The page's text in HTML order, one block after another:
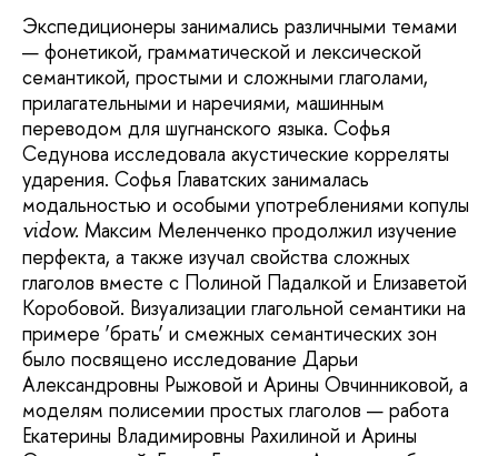
Экспедиционеры занимались различными темами
— фонетикой, грамматической и лексической
семантикой, простыми и сложными глаголами,
прилагательными и наречиями, машинным
переводом для шугнанского языка. Софья
Седунова исследовала акустические корреляты
ударения. Софья Главатских занималась
модальностью и особыми употреблениями копулы
vidow. Максим Меленченко продолжил изучение
перфекта, а также изучал свойства сложных
глаголов вместе с Полиной Падалкой и Елизаветой
Коробовой. Визуализации глагольной семантики на
примере ‘брать’ и смежных семантических зон
было посвящено исследование Дарьи
Александровны Рыжовой и Арины Овчинниковой, а
моделям полисемии простых глаголов — работа
Екатерины Владимировны Рахилиной и Арины